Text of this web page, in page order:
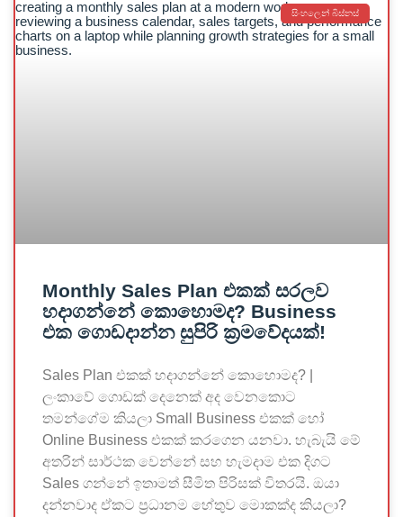
සිංහලෙන් බිස්නස්
Monthly Sales Plan එකක් සරලව
හදාගන්නේ කොහොමද? Business
එක ගොඩදාන්න සුපිරි ක්‍රමවේදයක්!
Sales Plan එකක් හදාගන්නේ කොහොමද? |
ලංකාවේ ගොඩක් දෙනෙක් අද වෙනකොට
තමන්ගේම කියලා Small Business එකක් හෝ
Online Business එකක් කරගෙන යනවා. හැබැයි මේ
අතරින් සාර්ථක වෙන්නේ සහ හැමදාම එක දිගට
Sales ගන්නේ ඉතාමත් සීමිත පිරිසක් විතරයි. ඔයා
දන්නවාද ඒකට ප්‍රධානම හේතුව මොකක්ද කියලා?